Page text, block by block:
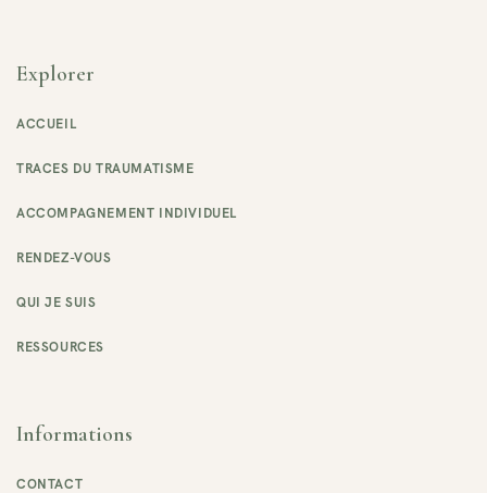
Explorer
ACCUEIL
TRACES DU TRAUMATISME
ACCOMPAGNEMENT INDIVIDUEL
RENDEZ-VOUS
QUI JE SUIS
RESSOURCES
Informations
CONTACT